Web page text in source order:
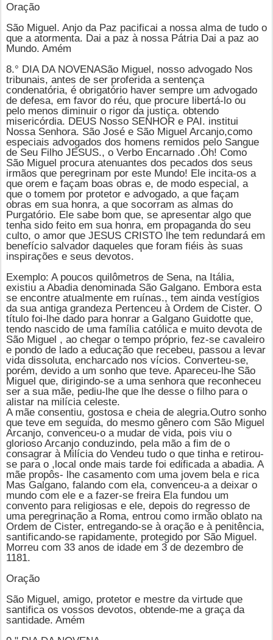
Oração
São Miguel. Anjo da Paz pacificai a nossa alma de tudo o
que a atormenta. Dai a paz à nossa Pátria Dai a paz ao
Mundo. Amém
8.° DIA DA NOVENASão Miguel, nosso advogado Nos
tribunais, antes de ser proferida a sentença
condenatória, é obrigatório haver sempre um advogado
de defesa, em favor do réu, que procure libertá-lo ou
pelo menos diminuir o rigor da justiça. obtendo
misericórdia. DEUS Nosso SENHOR e PAI. institui
Nossa Senhora. São José e São Miguel Arcanjo,como
especiais advogados dos homens remidos pelo Sangue
de Seu Filho JESUS., o Verbo Encarnado .Oh! Como
São Miguel procura atenuantes dos pecados dos seus
irmãos que peregrinam por este Mundo! Ele incita-os a
que orem e façam boas obras e, de modo especial, a
que o tomem por protetor e advogado, a que façam
obras em sua honra, a que socorram as almas do
Purgatório. Ele sabe bom que, se apresentar algo que
tenha sido feito em sua honra, em propaganda do seu
culto, o amor que JESUS CRISTO lhe tem redundará em
benefício salvador daqueles que foram fiéis às suas
inspirações e seus devotos.
Exemplo: A poucos quilômetros de Sena, na Itália,
existiu a Abadia denominada São Galgano. Embora esta
se encontre atualmente em ruínas., tem ainda vestígios
da sua antiga grandeza Pertenceu à Ordem de Cister. O
título foi-lhe dado para honrar a Galgano Guidotte que,
tendo nascido de uma família católica e muito devota de
São Miguel , ao chegar o tempo próprio, fez-se cavaleiro
e pondo de lado a educação que recebeu, passou a levar
vida dissoluta, encharcado nos vícios. Converteu-se,
porém, devido a um sonho que teve. Apareceu-lhe São
Miguel que, dirigindo-se a uma senhora que reconheceu
ser a sua mãe, pediu-lhe que lhe desse o filho para o
alistar na milícia celeste.
A mãe consentiu, gostosa e cheia de alegria.Outro sonho
que teve em seguida, do mesmo gênero com São Miguel
Arcanjo, convenceu-o a mudar de vida, pois viu o
glorioso Arcanjo conduzindo, pela mão a fim de o
consagrar à Milícia do Vendeu tudo o que tinha e retirou-
se para o ,local onde mais tarde foi edificada a abadia. A
mãe propôs- lhe casamento com uma jovem bela e rica
Mas Galgano, falando com ela, convenceu-a a deixar o
mundo com ele e a fazer-se freira Ela fundou um
convento para religiosas e ele, depois do regresso de
uma peregrinação a Roma, entrou como irmão oblato na
Ordem de Cister, entregando-se à oração e à penitência,
santificando-se rapidamente, protegido por São Miguel.
Morreu com 33 anos de idade em 3 de dezembro de
1181.
Oração
São Miguel, amigo, protetor e mestre da virtude que
santifica os vossos devotos, obtende-me a graça da
santidade. Amém